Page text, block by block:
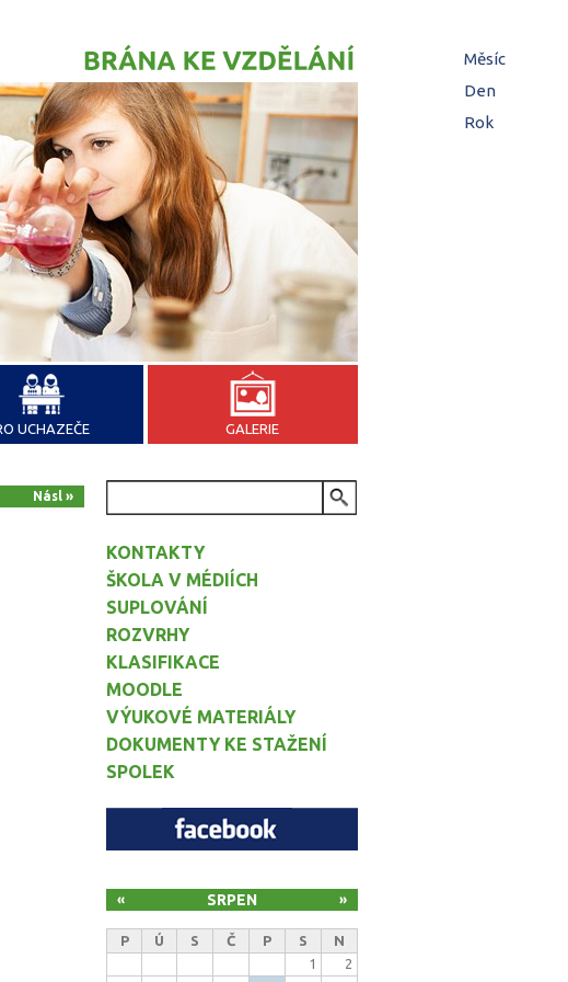
UCHAZEČE GALERIE
Násl »
KONTAKTY
ŠKOLA V MÉDIÍCH
SUPLOVÁNÍ
ROZVRHY
KLASIFIKACE
MOODLE
VÝUKOVÉ MATERIÁLY
DOKUMENTY KE STAŽENÍ
SPOLEK
SRPEN
« »
P Ú S Č P S
N
1
2
Měsíc
Den(aktivní
Rok